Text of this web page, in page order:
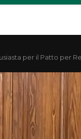
per il Patto per